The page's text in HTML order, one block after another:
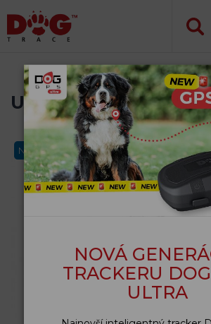
NOVÁ
TRACKERU
ULTRA
Uväzovací kolík pre
Nový